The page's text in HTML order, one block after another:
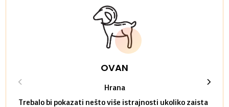
OVAN
Hrana
Trebalo bi pokazati nešto više istrajnosti ukoliko zaista